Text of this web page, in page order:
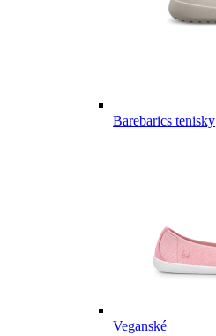
Barebarics tenisky
Veganské